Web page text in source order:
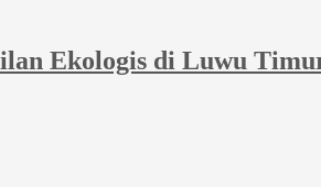
Ekologis di Luwu